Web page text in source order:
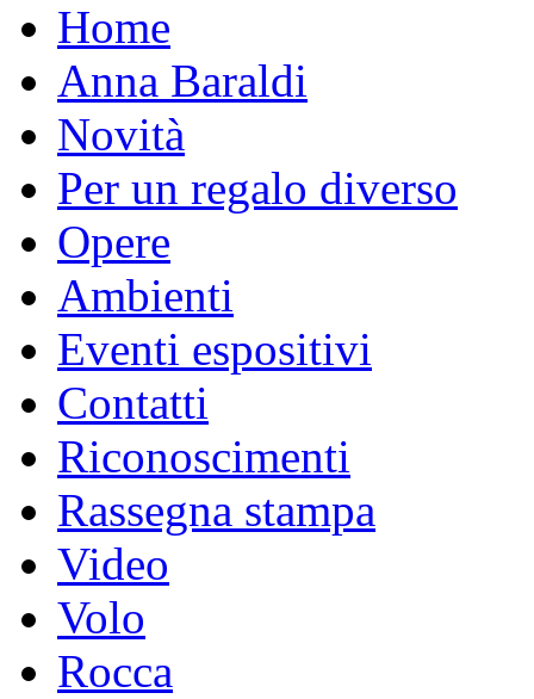
Home
Anna Baraldi
Novità
Per un regalo diverso
Opere
Ambienti
Eventi espositivi
Contatti
Riconoscimenti
Rassegna stampa
Video
Volo
Rocca